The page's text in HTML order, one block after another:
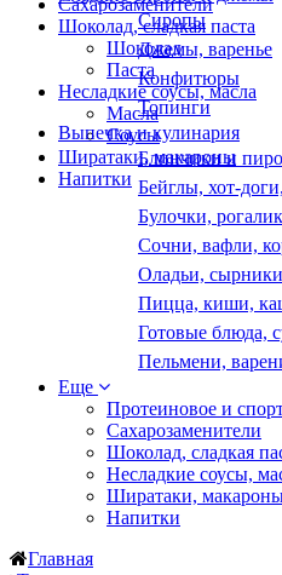
Сахарозаменители
Шоколад, сладкая паста
Шоколад
Паста
Несладкие соусы, масла
Масла
Соусы
Ширатаки, макароны
Напитки
Сиропы
Джемы, варенье
Конфитюры
Топинги
Выпечка и кулинария
Блинчики и
Бейглы, хот-
Булочки,
Сочни, вафли,
Оладьи, сырники
Пицца, киши,
Готовые блюда,
Пельмени,
Еще
Протеиновое и
Сахарозаменители
Шоколад, сладкая
Несладкие соусы,
Ширатаки,
Напитки
Главная